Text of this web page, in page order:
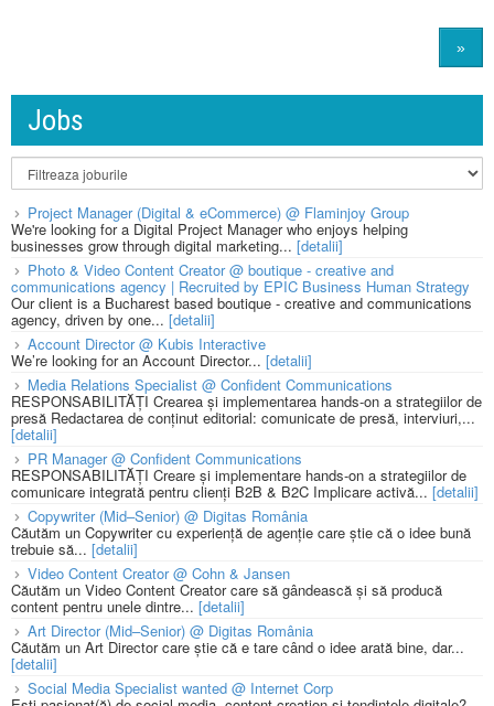
»
Jobs
Project Manager (Digital & eCommerce) @ Flaminjoy Group
We're looking for a Digital Project Manager who enjoys helping
businesses grow through digital marketing... [detalii]
Photo & Video Content Creator @ boutique - creative and
communications agency | Recruited by EPIC Business Human Strategy
Our client is a Bucharest based boutique - creative and communications
agency, driven by one... [detalii]
Account Director @ Kubis Interactive
We’re looking for an Account Director... [detalii]
Media Relations Specialist @ Confident Communications
RESPONSABILITĂȚI Crearea și implementarea hands-on a strategiilor de
presă Redactarea de conținut editorial: comunicate de presă, interviuri,...
[detalii]
PR Manager @ Confident Communications
RESPONSABILITĂȚI Creare și implementare hands-on a strategiilor de
comunicare integrată pentru clienți B2B & B2C Implicare activă... [detalii]
Copywriter (Mid–Senior) @ Digitas România
Căutăm un Copywriter cu experiență de agenție care știe că o idee bună
trebuie să... [detalii]
Video Content Creator @ Cohn & Jansen
Căutăm un Video Content Creator care să gândească și să producă
content pentru unele dintre... [detalii]
Art Director (Mid–Senior) @ Digitas România
Căutăm un Art Director care știe că e tare când o idee arată bine, dar...
[detalii]
Social Media Specialist wanted @ Internet Corp